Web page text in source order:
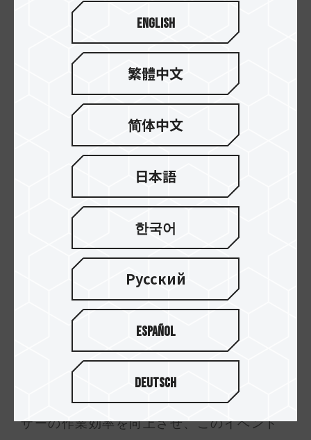
グローバル独占発表致します。集合した全
てのT-FORCEチームを表現しており、プレ
イヤーがeスポーツで戦うときに最高なパー
トナーになります。タイトル「T.R.U.S.T. -
TEAMGROUP Industrial 5 Technologies」
は航空宇宙、国防、監視、自動化、サーバ
ー、車両などで広く使用されているTEAM
GROUPのオリジナルのT.R.U.S.T.の革新的
な技術を伝えており、産業用のニーズを満
たします。2022年TEAM GROUPは素晴ら
しいデジタルコンテンツを公開し、グロー
バルプレイヤーに新しい時代を導き、最新
のテクノロジーを体感させます。
さらに、TEAM GROUPは、業界に最先端の
テクノロジーと高性能製品を紹介し、ユー
ザーの作業効率を向上させ、このイベント
English
繁體中文
简体中文
日本語
한국어
Русский
Español
Deutsch